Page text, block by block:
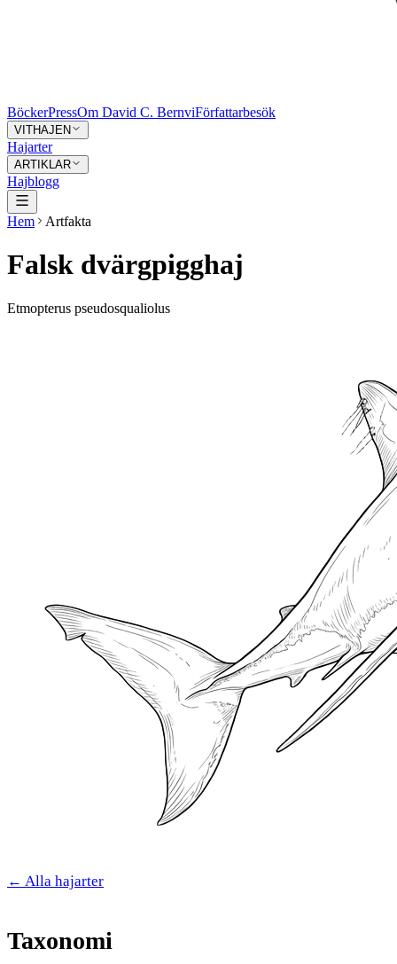
BöckerPressOm David C. BernviFörfattarbesök
VITHAJEN
Hajarter
ARTIKLAR
Hajblogg
Hem Artfakta
Falsk dvärgpigghaj
Etmopterus pseudosqualiolus
← Alla hajarter
Taxonomi